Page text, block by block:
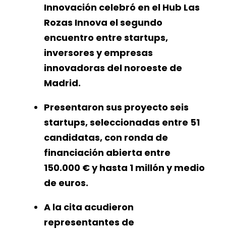
Innovación celebró en el Hub Las
Rozas Innova el segundo
encuentro entre startups,
inversores y empresas
innovadoras del noroeste de
Madrid.
Presentaron sus proyecto seis
startups, seleccionadas entre 51
candidatas, con ronda de
financiación abierta entre
150.000 € y hasta 1 millón y medio
de euros.
A la cita acudieron
representantes de